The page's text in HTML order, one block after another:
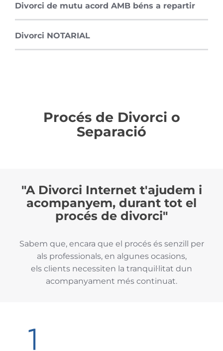
Divorci de mutu acord AMB béns a repartir
Divorci NOTARIAL
Procés de Divorci o
Separació
"A Divorci Internet t'ajudem i
acompanyem, durant tot el
procés de divorci"
Sabem que, encara que el procés és senzill per
als professionals, en algunes ocasions,
els clients necessiten la tranquil·litat dun
acompanyament més continuat.